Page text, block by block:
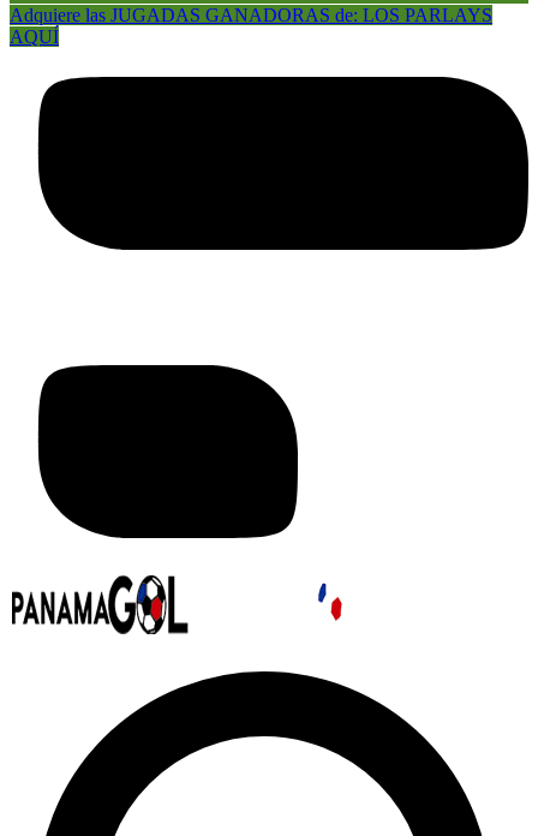
Adquiere las JUGADAS GANADORAS de: LOS PARLAYS
AQUÍ